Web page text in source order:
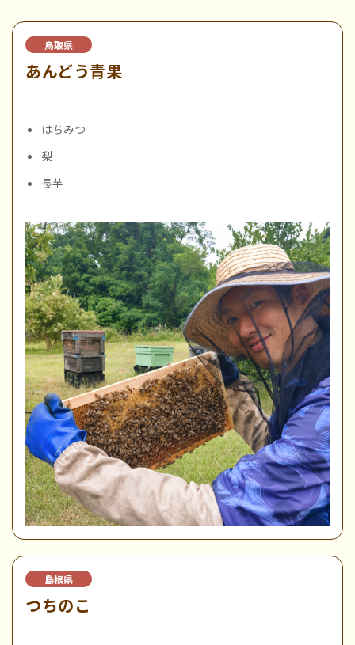
鳥取県
あんどう青果
はちみつ
梨
長芋
島根県
つちのこ